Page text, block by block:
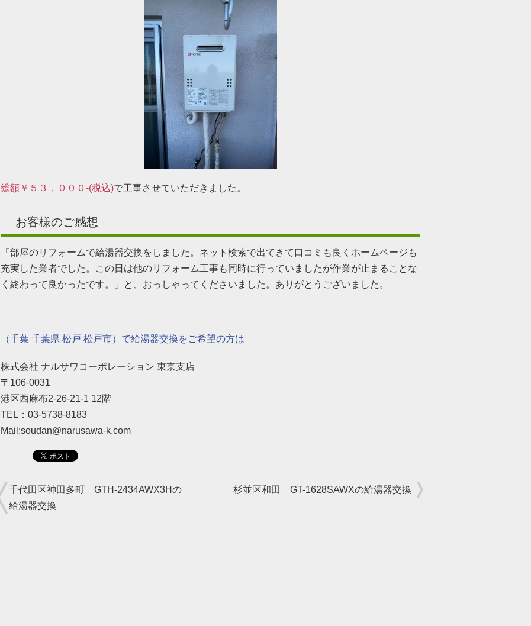
総額￥５３，０００-(税込)で工事させていただきました。
お客様のご感想
「部屋のリフォームで給湯器交換をしました。ネット検索で出てきて口コミも良くホームページも
充実した業者でした。この日は他のリフォーム工事も同時に行っていましたが作業が止まることな
く終わって良かったです。」と、おっしゃってくださいました。ありがとうございました。
（千葉 千葉県 松戸 松戸市）で給湯器交換をご希望の方は
株式会社 ナルサワコーポレーション 東京支店
〒106-0031
港区西麻布2-26-21-1 12階
TEL：03-5738-8183
Mail:soudan@narusawa-k.com
千代田区神田多町 GTH-2434AWX3Hの
給湯器交換
杉並区和田 GT-1628SAWXの給湯器交換